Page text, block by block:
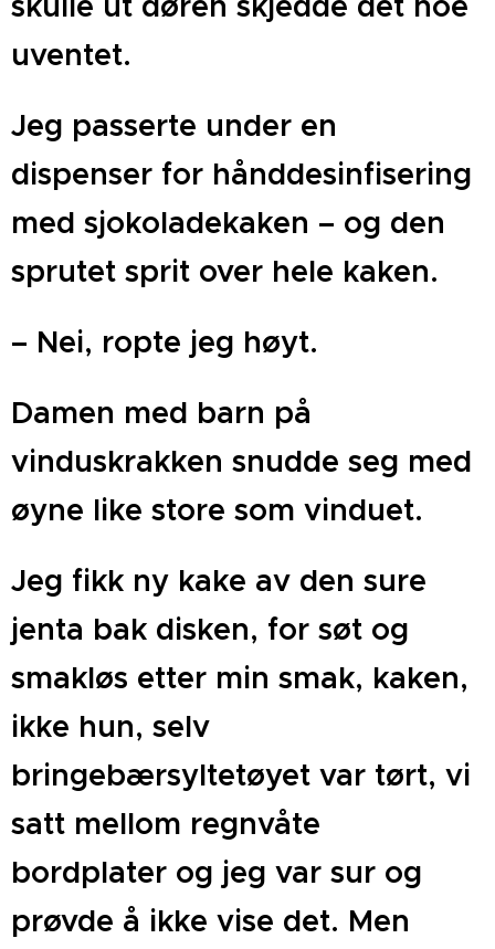
uventet.
Jeg passerte under en
dispenser for hånddesinfisering
med sjokoladekaken – og den
sprutet sprit over hele kaken.
– Nei, ropte jeg høyt.
Damen med barn på
vinduskrakken snudde seg med
øyne like store som vinduet.
Jeg fikk ny kake av den sure
jenta bak disken, for søt og
smakløs etter min smak, kaken,
ikke hun, selv
bringebærsyltetøyet var tørt, vi
satt mellom regnvåte
bordplater og jeg var sur og
prøvde å ikke vise det. Men